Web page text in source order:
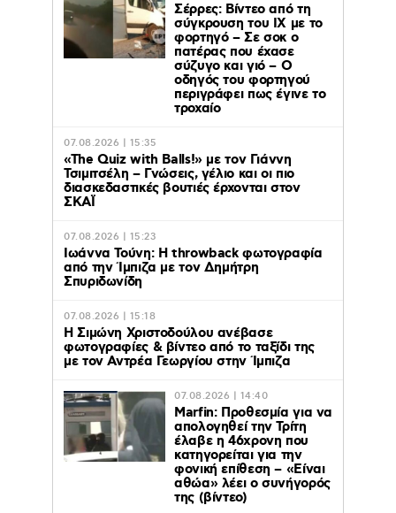
Σέρρες: Βίντεο από τη
σύγκρουση του ΙΧ με το
φορτηγό – Σε σοκ ο
πατέρας που έχασε
σύζυγο και γιό – Ο
οδηγός του φορτηγού
περιγράφει πως έγινε το
τροχαίο
07.08.2026 | 15:35
«The Quiz with Balls!» με τον Γιάννη
Τσιμιτσέλη – Γνώσεις, γέλιο και οι πιο
διασκεδαστικές βουτιές έρχονται στον
ΣΚΑΪ
07.08.2026 | 15:23
Ιωάννα Τούνη: Η throwback φωτογραφία
από την Ίμπιζα με τον Δημήτρη
Σπυριδωνίδη
07.08.2026 | 15:18
Η Σιμώνη Χριστοδούλου ανέβασε
φωτογραφίες & βίντεο από το ταξίδι της
με τον Αντρέα Γεωργίου στην Ίμπιζα
07.08.2026 | 14:40
Marfin: Προθεσμία για να
απολογηθεί την Τρίτη
έλαβε η 46χρονη που
κατηγορείται για την
φονική επίθεση – «Είναι
αθώα» λέει ο συνήγορός
της (βίντεο)